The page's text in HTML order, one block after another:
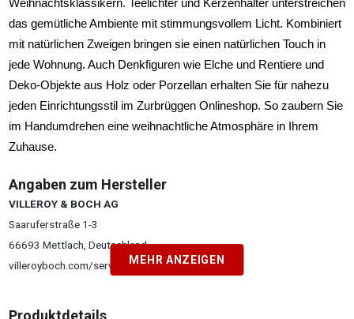
Weihnachtsklassikern. Teelichter und Kerzenhalter unterstreichen
das gemütliche Ambiente mit stimmungsvollem Licht. Kombiniert
mit natürlichen Zweigen bringen sie einen natürlichen Touch in
jede Wohnung. Auch Denkfiguren wie Elche und Rentiere und
Deko-Objekte aus Holz oder Porzellan erhalten Sie für nahezu
jeden Einrichtungsstil im Zurbrüggen Onlineshop. So zaubern Sie
im Handumdrehen eine weihnachtliche Atmosphäre in Ihrem
Zuhause.
Angaben zum Hersteller
VILLEROY & BOCH AG
Saaruferstraße 1-3
66693 Mettlach, Deutschland
villeroyboch.com/service
MEHR ANZEIGEN
Produktdetails